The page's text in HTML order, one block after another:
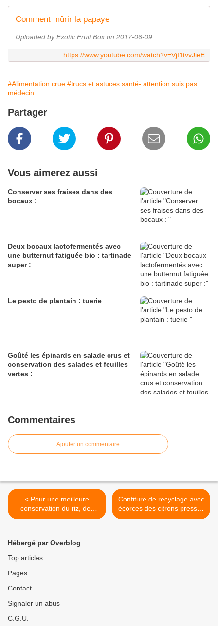
Comment mûrir la papaye
Uploaded by Exotic Fruit Box on 2017-06-09.
https://www.youtube.com/watch?v=VjI1tvvJieE
#Alimentation crue #trucs et astuces santé- attention suis pas
médecin
Partager
Vous aimerez aussi
Conserver ses fraises dans des
bocaux :
Deux bocaux lactofermentés avec
une butternut fatiguée bio : tartinade
super :
Le pesto de plantain : tuerie
Goûté les épinards en salade crus et
conservation des salades et feuilles
vertes :
Commentaires
Ajouter un commentaire
< Pour une meilleure
conservation du riz, des
pâtes, des pommes de
Confiture de recyclage avec
écorces des citrons pressés
bio : >
Hébergé par Overblog
Top articles
Pages
Contact
Signaler un abus
C.G.U.